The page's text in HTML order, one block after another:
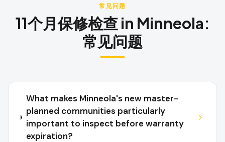
常见问题
11个月保修检查in Minneola:
常见问题
What makes Minneola's new master-
planned communities particularly
important to inspect before warranty
expiration?